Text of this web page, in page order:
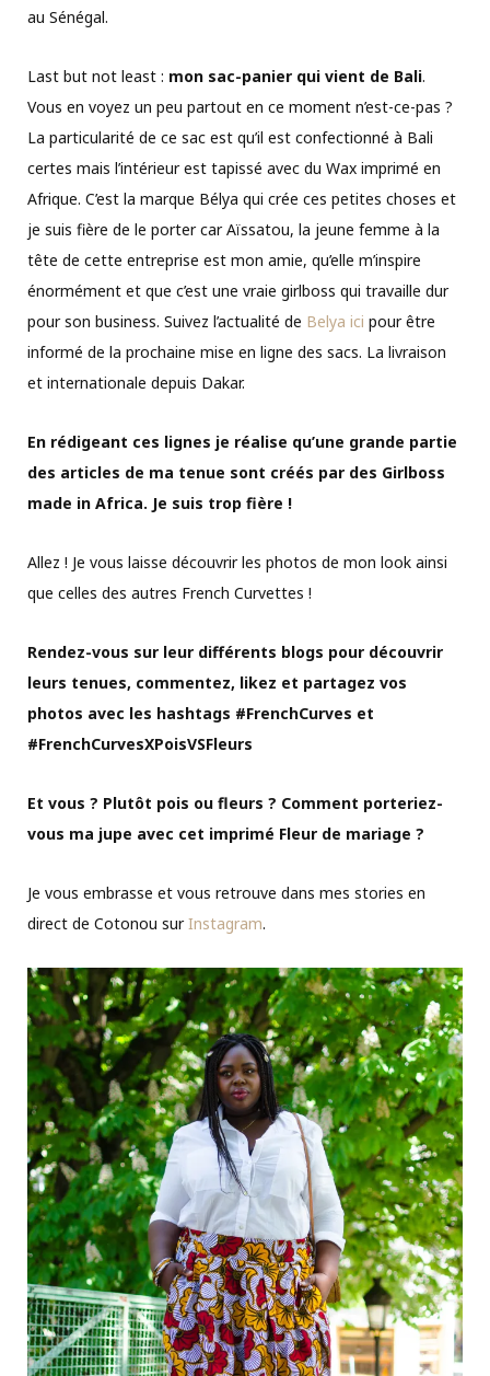
au Sénégal.
Last but not least : mon sac-panier qui vient de Bali.
Vous en voyez un peu partout en ce moment n’est-ce-pas ?
La particularité de ce sac est qu’il est confectionné à Bali
certes mais l’intérieur est tapissé avec du Wax imprimé en
Afrique. C’est la marque Bélya qui crée ces petites choses et
je suis fière de le porter car Aïssatou, la jeune femme à la
tête de cette entreprise est mon amie, qu’elle m’inspire
énormément et que c’est une vraie girlboss qui travaille dur
pour son business. Suivez l’actualité de Belya ici pour être
informé de la prochaine mise en ligne des sacs. La livraison
et internationale depuis Dakar.
En rédigeant ces lignes je réalise qu’une grande partie
des articles de ma tenue sont créés par des Girlboss
made in Africa. Je suis trop fière !
Allez ! Je vous laisse découvrir les photos de mon look ainsi
que celles des autres French Curvettes !
Rendez-vous sur leur différents blogs pour découvrir
leurs tenues, commentez, likez et partagez vos
photos avec les hashtags #FrenchCurves et
#FrenchCurvesXPoisVSFleurs
Et vous ? Plutôt pois ou fleurs ? Comment porteriez-
vous ma jupe avec cet imprimé Fleur de mariage ?
Je vous embrasse et vous retrouve dans mes stories en
direct de Cotonou surInstagram.